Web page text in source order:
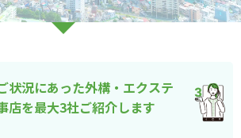
状況にあった外構・エクステ
店を最大3社ご紹介します